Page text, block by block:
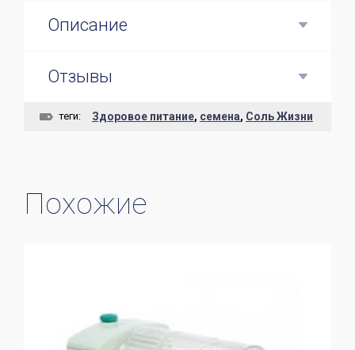
Описание
Отзывы
теги: Здоровое питание, семена, Соль Жизни
Похожие